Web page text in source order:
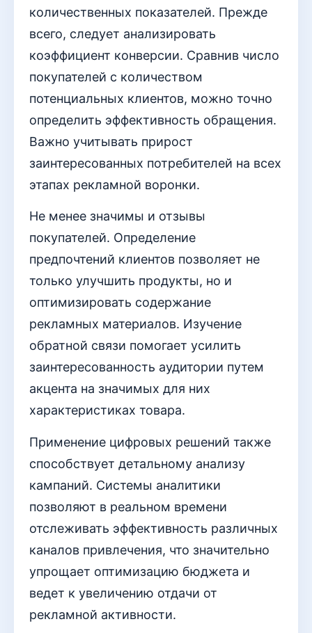
количественных показателей. Прежде
всего, следует анализировать
коэффициент конверсии. Сравнив число
покупателей с количеством
потенциальных клиентов, можно точно
определить эффективность обращения.
Важно учитывать прирост
заинтересованных потребителей на всех
этапах рекламной воронки.
Не менее значимы и отзывы
покупателей. Определение
предпочтений клиентов позволяет не
только улучшить продукты, но и
оптимизировать содержание
рекламных материалов. Изучение
обратной связи помогает усилить
заинтересованность аудитории путем
акцента на значимых для них
характеристиках товара.
Применение цифровых решений также
способствует детальному анализу
кампаний. Системы аналитики
позволяют в реальном времени
отслеживать эффективность различных
каналов привлечения, что значительно
упрощает оптимизацию бюджета и
ведет к увеличению отдачи от
рекламной активности.